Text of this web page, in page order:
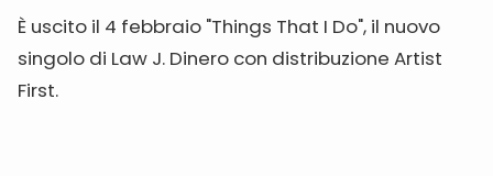
È uscito il 4 febbraio "Things That I Do", il nuovo
singolo di Law J. Dinero con distribuzione Artist
First.